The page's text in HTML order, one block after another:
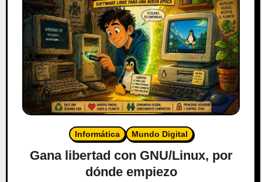
Informática Mundo Digital
Gana libertad con GNU/Linux, por
dónde empiezo